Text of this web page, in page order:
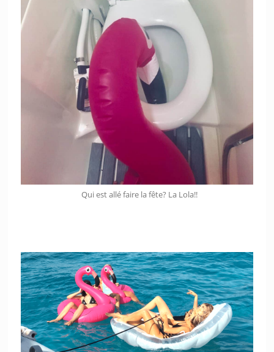
Qui est allé faire la fête? La Lola!!